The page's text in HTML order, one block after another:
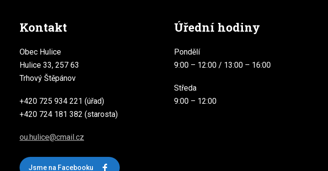
Kontakt
Obec Hulice
Hulice 33, 257 63
Trhový Štěpánov
+420 725 934 221 (úřad)
+420 724 181 382 (starosta)
ou.hulice@cmail.cz
Jsme na Facebooku
Úřední hodiny
Pondělí
9:00 – 12:00 / 13:00 – 16:00
Středa
9:00 – 12:00